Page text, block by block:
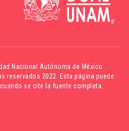
Nacional Autónoma de México
reservados 2022. Esta página puede
se cite la fuente completa.